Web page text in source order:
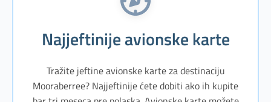
Najjeftinije avionske karte
Tražite jeftine avionske karte za destinaciju
Mooraberree? Najjeftinije ćete dobiti ako ih kupite